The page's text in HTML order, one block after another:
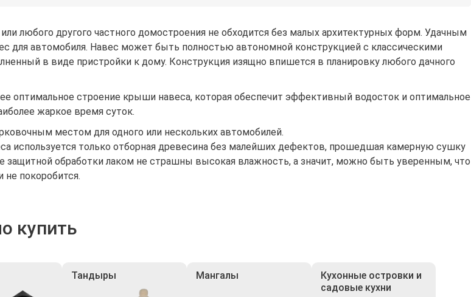
любого другого частного домостроения не обходится без малых архитектурных форм. Удачным
для автомобиля. Навес может быть полностью автономной конструкцией с классическими
в виде пристройки к дому. Конструкция изящно впишется в планировку любого дачного
оптимальное строение крыши навеса, которая обеспечит эффективный водосток и оптимальное
жаркое время суток.
местом для одного или нескольких автомобилей.
используется только отборная древесина без малейших дефектов, прошедшая камерную сушку
защитной обработки лаком не страшны высокая влажность, а значит, можно быть уверенным, что
не покоробится.
купить
Тандыры Мангалы
Кухонные островки и
садовые кухни